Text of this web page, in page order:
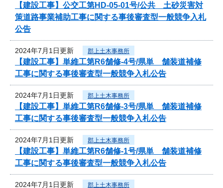
【建設工事】公交工第HD-05-01号/公共 土砂災害対
策道路事業補助工事に関する事後審査型一般競争入札
公告
2024年7月1日更新 郡上土木事務所
【建設工事】単維工第R6舗修-4号/県単 舗装道補修
工事に関する事後審査型一般競争入札公告
2024年7月1日更新 郡上土木事務所
【建設工事】単維工第R6舗修-3号/県単 舗装道補修
工事に関する事後審査型一般競争入札公告
2024年7月1日更新 郡上土木事務所
【建設工事】単維工第R6舗修-1号/県単 舗装道補修
工事に関する事後審査型一般競争入札公告
2024年7月1日更新 郡上土木事務所